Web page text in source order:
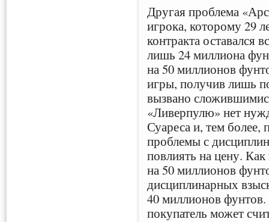
Другая проблема
игрока, которому 29
контракта оставался
лишь 24 миллиона
на 50 миллионов
игры, получив лишь
вызвано
«Ливерпулю» нет
Суареса и, тем более,
проблемы с
повлиять на цену.
на 50 миллионов
дисциплинарных
40 миллионов
покупатель может